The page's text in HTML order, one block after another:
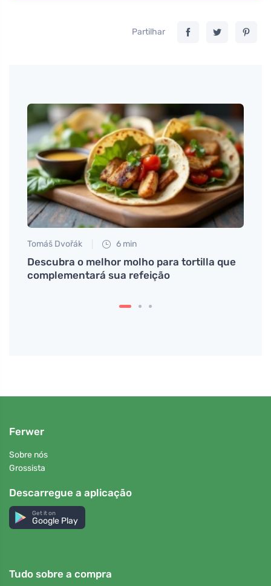
Partilhar
Tomáš Dvořák 6 min
Descubra o melhor molho para tortilla que
complementará sua refeição
Ferwer
Sobre nós
Grossista
Descarregue a aplicação
Get it on
Google Play
Tudo sobre a compra